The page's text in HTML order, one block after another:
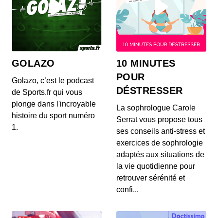
dangereux ?
00:13:11 - IL Y A 4 ANS
Les détergents écologiques sont-ils si
00:17:00 - IL Y A 4 ANS
Comment avoir une eau sans calcaire ?
00:08:17 - IL Y A 4 ANS
Comment assainir et aérer son
logement en hiver sans polluer son
00:13:11 - IL Y A 4 ANS
GOLAZO
Golazo, c’est le podcast
de Sports.fr qui vous
plonge dans l'incroyable
histoire du sport numéro
1.
10 MINUTES
POUR
DÉSTRESSER
La sophrologue Carole
Serrat vous propose tous
ses conseils anti-stress et
exercices de sophrologie
adaptés aux situations de
la vie quotidienne pour
retrouver sérénité et
confi...